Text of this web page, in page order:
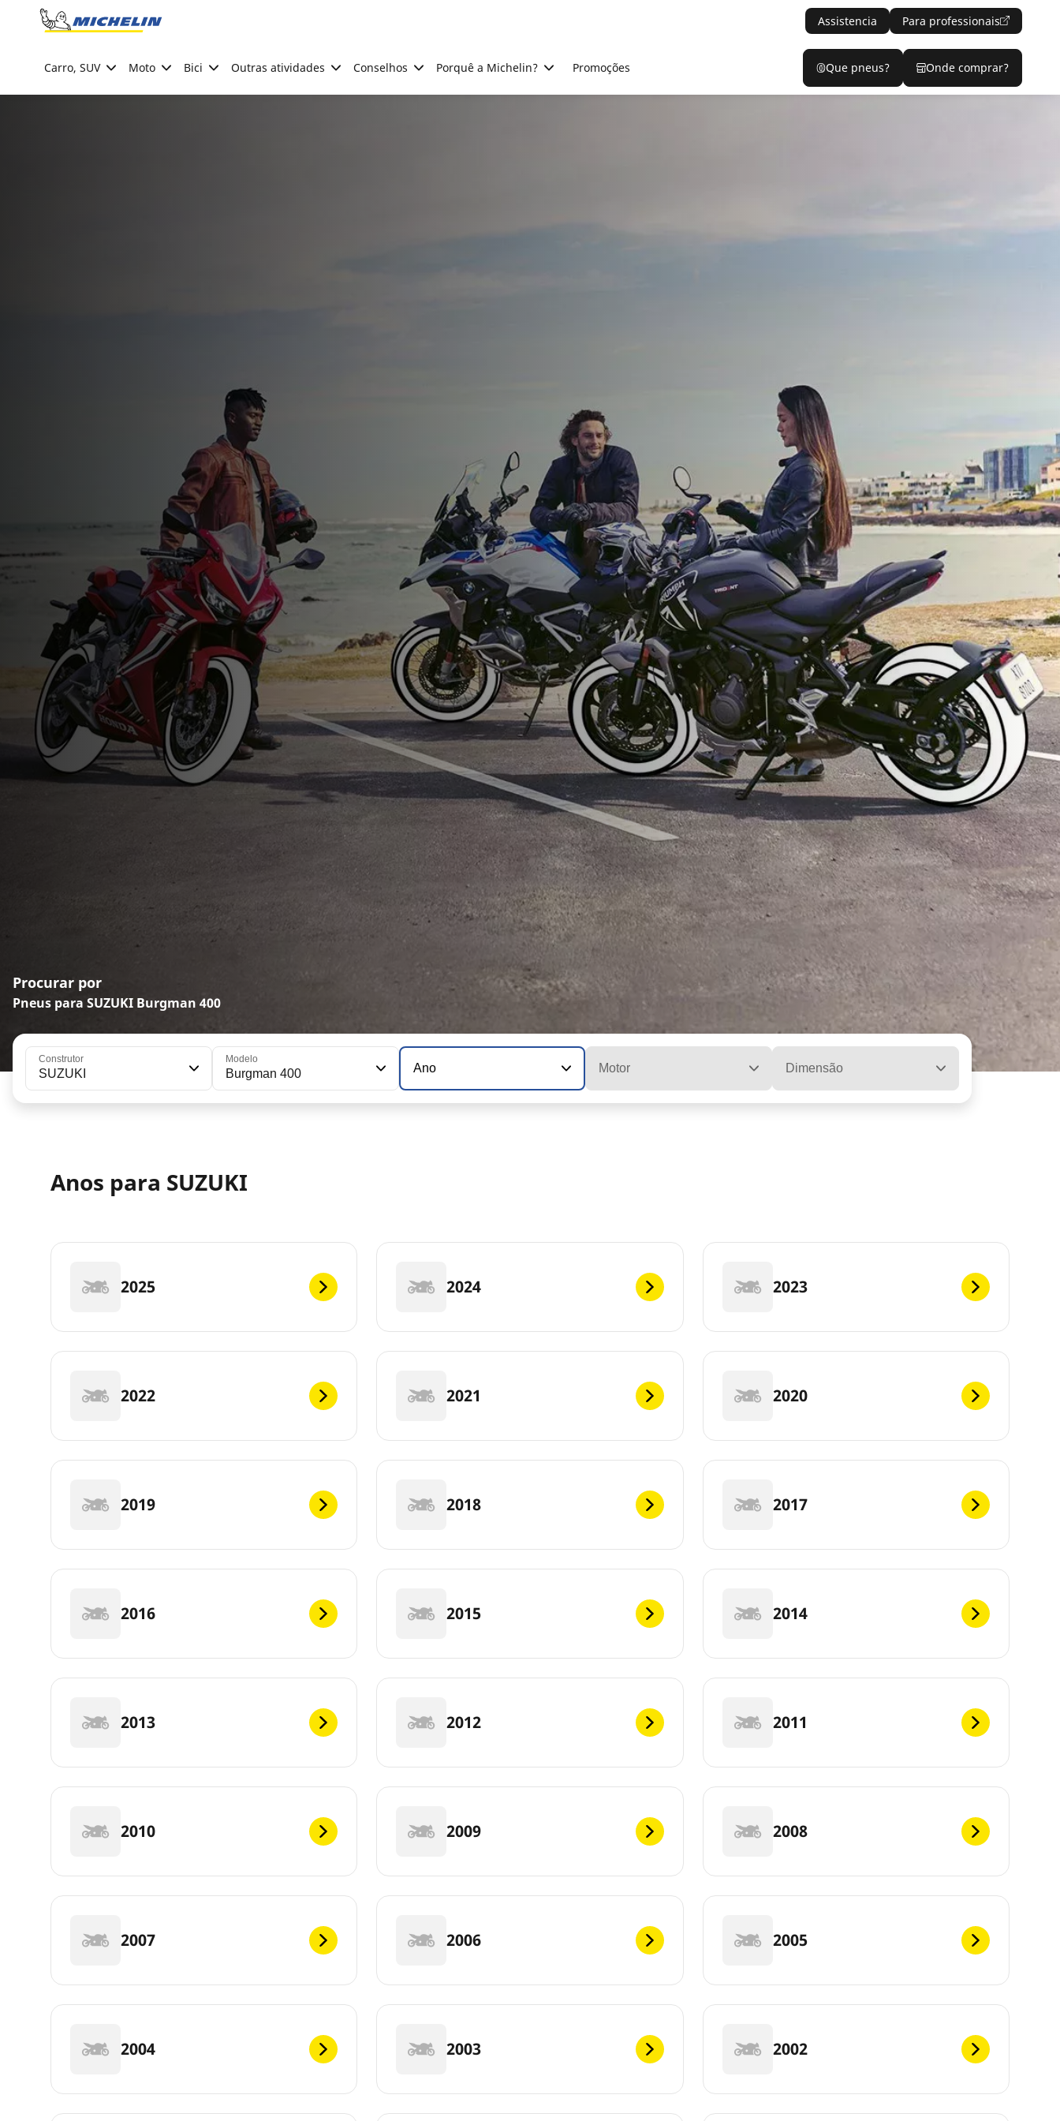
Go to page content
Assistencia Para professionais
Carro, SUV Moto Bici Outras atividades Conselhos Porquê a Michelin? Promoções Que pneus? Onde comprar?
Procurar por
Pneus para SUZUKI Burgman 400
Construtor
SUZUKI
Modelo
Burgman 400 Ano Motor Dimensão
Anos para SUZUKI
2025 2024 2023
2022 2021 2020
2019 2018 2017
2016 2015 2014
2013 2012 2011
2010 2009 2008
2007 2006 2005
2004 2003 2002